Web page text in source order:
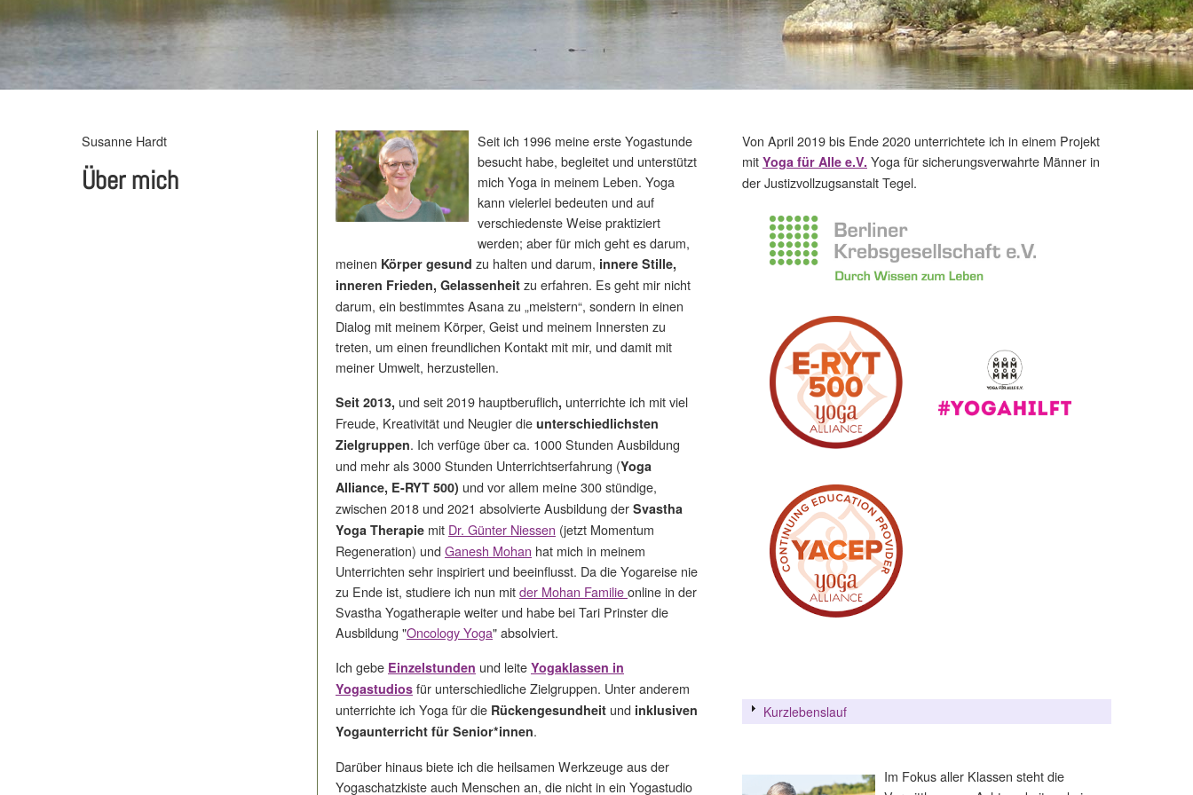
Susanne Hardt
Über mich
Seit ich 1996 meine erste Yogastunde
besucht habe, begleitet und unterstützt
mich Yoga in meinem Leben. Yoga
kann vielerlei bedeuten und auf
verschiedenste Weise praktiziert
werden; aber für mich geht es darum,
meinen Körper gesund zu halten und darum, innere Stille,
inneren Frieden, Gelassenheitzu erfahren. Es geht mir nicht
darum, ein bestimmtes Asana zu „meistern“, sondern in einen
Dialog mit meinem Körper, Geist und meinem Innersten zu
treten, um einen freundlichen Kontakt mit mir, und damit mit
meiner Umwelt, herzustellen.
Seit 2013, und seit 2019 hauptberuflich, unterrichte ich mit viel
Freude, Kreativität und Neugier die unterschiedlichsten
Zielgruppen. Ich verfüge über ca. 1000 Stunden Ausbildung
und mehr als 3000 Stunden Unterrichtserfahrung (Yoga
Alliance, E-RYT 500) und vor allem meine 300 stündige,
zwischen 2018 und 2021 absolvierte Ausbildung der Svastha
Yoga Therapiemit Dr. Günter Niessen (jetzt Momentum
Regeneration) und Ganesh Mohan hat mich in meinem
Unterrichten sehr inspiriert und beeinflusst. Da die Yogareise nie
zu Ende ist, studiere ich nun mitder Mohan Familieonline in der
Svastha Yogatherapie weiter und habe bei Tari Prinster die
Ausbildung "Oncology Yoga" absolviert.
Ich gebe Einzelstunden und leite Yogaklassen in
Yogastudiosfür unterschiedliche Zielgruppen. Unter anderem
unterrichte ich Yoga für die Rückengesundheit und inklusiven
Yogaunterricht für Senior*innen.
Darüber hinaus biete ich die heilsamen Werkzeuge aus der
Yogaschatzkiste auch Menschen an, die nicht in ein Yogastudio
Von April 2019 bis Ende 2020 unterrichtete ich in einem Projekt
mit Yoga für Alle e.V. Yoga für sicherungsverwahrte Männer in
der Justizvollzugsanstalt Tegel.
Kurzlebenslauf
Im Fokus aller Klassen steht die